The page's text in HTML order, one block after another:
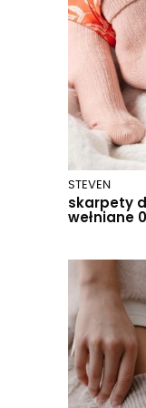
STEVEN
skarpety
wełniane